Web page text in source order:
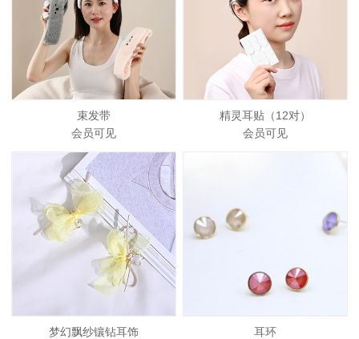
束发带
会员可见
精灵耳贴（12对）
会员可见
梦幻飘纱镶钻耳饰
耳环